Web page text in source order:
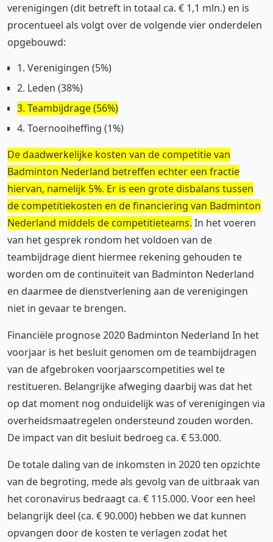
verenigingen (dit betreft in totaal ca. € 1,1 mln.) en is
procentueel als volgt over de volgende vier onderdelen
opgebouwd:
1. Verenigingen (5%)
2. Leden (38%)
3. Teambijdrage (56%)
4. Toernooiheffing (1%)
De daadwerkelijke kosten van de competitie van
Badminton Nederland betreffen echter een fractie
hiervan, namelijk 5%. Er is een grote disbalans tussen
de competitiekosten en de financiering van Badminton
Nederland middels de competitieteams. In het voeren
van het gesprek rondom het voldoen van de
teambijdrage dient hiermee rekening gehouden te
worden om de continuïteit van Badminton Nederland
en daarmee de dienstverlening aan de verenigingen
niet in gevaar te brengen.
Financiële prognose 2020 Badminton Nederland In het
voorjaar is het besluit genomen om de teambijdragen
van de afgebroken voorjaarscompetities wel te
restitueren. Belangrijke afweging daarbij was dat het
op dat moment nog onduidelijk was of verenigingen via
overheidsmaatregelen ondersteund zouden worden.
De impact van dit besluit bedroeg ca. € 53.000.
De totale daling van de inkomsten in 2020 ten opzichte
van de begroting, mede als gevolg van de uitbraak van
het coronavirus bedraagt ca. € 115.000. Voor een heel
belangrijk deel (ca. € 90.000) hebben we dat kunnen
opvangen door de kosten te verlagen zodat het